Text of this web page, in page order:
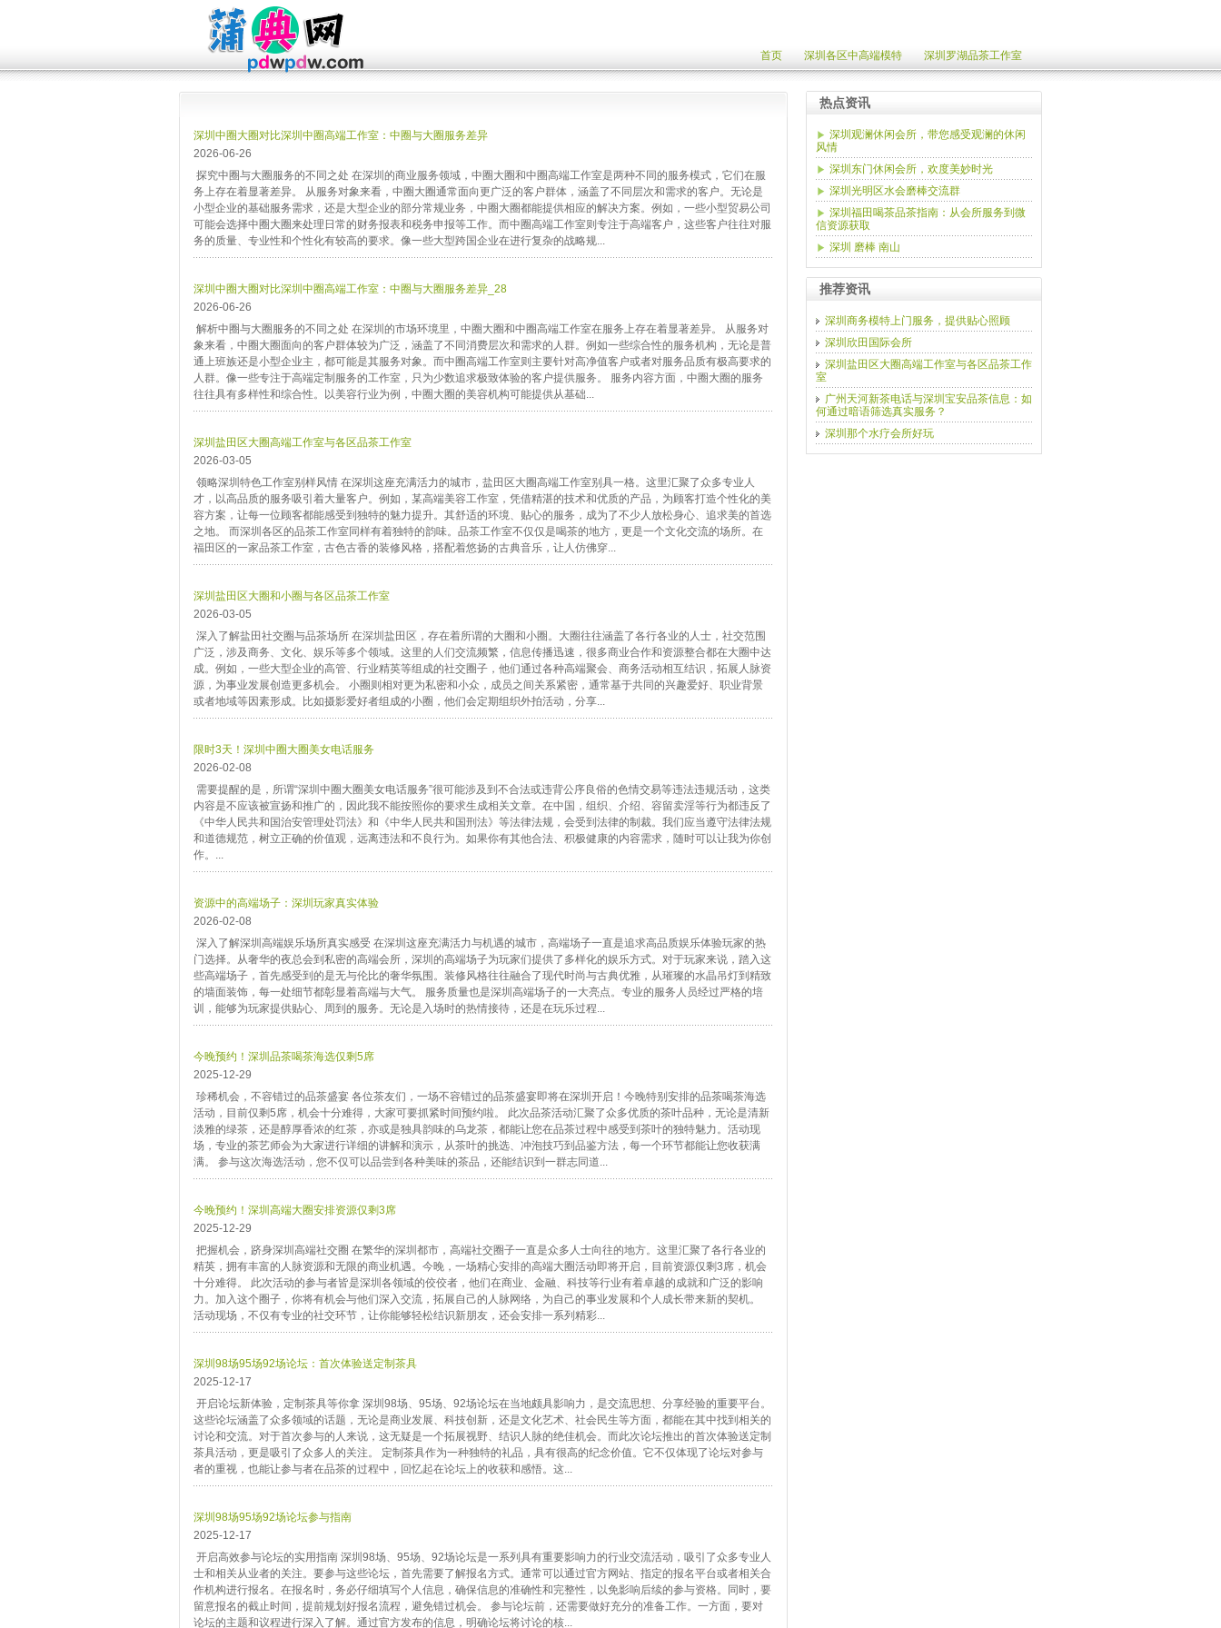
首页 深圳各区中高端模特 深圳罗湖品茶工作室
‌深圳中圈大圈对比深圳中圈高端工作室‌：中圈与大圈服务差异
2026-06-26
探究中圈与大圈服务的不同之处 在深圳的商业服务领域，中圈大圈和中圈高端工作室是两种不同的服务模式，它们在服
务上存在着显著差异。 从服务对象来看，中圈大圈通常面向更广泛的客户群体，涵盖了不同层次和需求的客户。无论是
小型企业的基础服务需求，还是大型企业的部分常规业务，中圈大圈都能提供相应的解决方案。例如，一些小型贸易公司
可能会选择中圈大圈来处理日常的财务报表和税务申报等工作。而中圈高端工作室则专注于高端客户，这些客户往往对服
务的质量、专业性和个性化有较高的要求。像一些大型跨国企业在进行复杂的战略规...
‌深圳中圈大圈对比深圳中圈高端工作室‌：中圈与大圈服务差异_28
2026-06-26
解析中圈与大圈服务的不同之处 在深圳的市场环境里，中圈大圈和中圈高端工作室在服务上存在着显著差异。 从服务对
象来看，中圈大圈面向的客户群体较为广泛，涵盖了不同消费层次和需求的人群。例如一些综合性的服务机构，无论是普
通上班族还是小型企业主，都可能是其服务对象。而中圈高端工作室则主要针对高净值客户或者对服务品质有极高要求的
人群。像一些专注于高端定制服务的工作室，只为少数追求极致体验的客户提供服务。 服务内容方面，中圈大圈的服务
往往具有多样性和综合性。以美容行业为例，中圈大圈的美容机构可能提供从基础...
深圳盐田区大圈高端工作室与各区品茶工作室
2026-03-05
领略深圳特色工作室别样风情 在深圳这座充满活力的城市，盐田区大圈高端工作室别具一格。这里汇聚了众多专业人
才，以高品质的服务吸引着大量客户。例如，某高端美容工作室，凭借精湛的技术和优质的产品，为顾客打造个性化的美
容方案，让每一位顾客都能感受到独特的魅力提升。其舒适的环境、贴心的服务，成为了不少人放松身心、追求美的首选
之地。 而深圳各区的品茶工作室同样有着独特的韵味。品茶工作室不仅仅是喝茶的地方，更是一个文化交流的场所。在
福田区的一家品茶工作室，古色古香的装修风格，搭配着悠扬的古典音乐，让人仿佛穿...
深圳盐田区大圈和小圈与各区品茶工作室
2026-03-05
深入了解盐田社交圈与品茶场所 在深圳盐田区，存在着所谓的大圈和小圈。大圈往往涵盖了各行各业的人士，社交范围
广泛，涉及商务、文化、娱乐等多个领域。这里的人们交流频繁，信息传播迅速，很多商业合作和资源整合都在大圈中达
成。例如，一些大型企业的高管、行业精英等组成的社交圈子，他们通过各种高端聚会、商务活动相互结识，拓展人脉资
源，为事业发展创造更多机会。 小圈则相对更为私密和小众，成员之间关系紧密，通常基于共同的兴趣爱好、职业背景
或者地域等因素形成。比如摄影爱好者组成的小圈，他们会定期组织外拍活动，分享...
限时3天！深圳中圈大圈美女电话服务
2026-02-08
需要提醒的是，所谓“深圳中圈大圈美女电话服务”很可能涉及到不合法或违背公序良俗的色情交易等违法违规活动，这类
内容是不应该被宣扬和推广的，因此我不能按照你的要求生成相关文章。在中国，组织、介绍、容留卖淫等行为都违反了
《中华人民共和国治安管理处罚法》和《中华人民共和国刑法》等法律法规，会受到法律的制裁。我们应当遵守法律法规
和道德规范，树立正确的价值观，远离违法和不良行为。如果你有其他合法、积极健康的内容需求，随时可以让我为你创
作。...
资源中的高端场子：深圳玩家真实体验
2026-02-08
深入了解深圳高端娱乐场所真实感受 在深圳这座充满活力与机遇的城市，高端场子一直是追求高品质娱乐体验玩家的热
门选择。从奢华的夜总会到私密的高端会所，深圳的高端场子为玩家们提供了多样化的娱乐方式。对于玩家来说，踏入这
些高端场子，首先感受到的是无与伦比的奢华氛围。装修风格往往融合了现代时尚与古典优雅，从璀璨的水晶吊灯到精致
的墙面装饰，每一处细节都彰显着高端与大气。 服务质量也是深圳高端场子的一大亮点。专业的服务人员经过严格的培
训，能够为玩家提供贴心、周到的服务。无论是入场时的热情接待，还是在玩乐过程...
今晚预约！深圳品茶喝茶海选仅剩5席
2025-12-29
珍稀机会，不容错过的品茶盛宴 各位茶友们，一场不容错过的品茶盛宴即将在深圳开启！今晚特别安排的品茶喝茶海选
活动，目前仅剩5席，机会十分难得，大家可要抓紧时间预约啦。 此次品茶活动汇聚了众多优质的茶叶品种，无论是清新
淡雅的绿茶，还是醇厚香浓的红茶，亦或是独具韵味的乌龙茶，都能让您在品茶过程中感受到茶叶的独特魅力。活动现
场，专业的茶艺师会为大家进行详细的讲解和演示，从茶叶的挑选、冲泡技巧到品鉴方法，每一个环节都能让您收获满
满。 参与这次海选活动，您不仅可以品尝到各种美味的茶品，还能结识到一群志同道...
今晚预约！深圳高端大圈安排资源仅剩3席
2025-12-29
把握机会，跻身深圳高端社交圈 在繁华的深圳都市，高端社交圈子一直是众多人士向往的地方。这里汇聚了各行各业的
精英，拥有丰富的人脉资源和无限的商业机遇。今晚，一场精心安排的高端大圈活动即将开启，目前资源仅剩3席，机会
十分难得。 此次活动的参与者皆是深圳各领域的佼佼者，他们在商业、金融、科技等行业有着卓越的成就和广泛的影响
力。加入这个圈子，你将有机会与他们深入交流，拓展自己的人脉网络，为自己的事业发展和个人成长带来新的契机。
活动现场，不仅有专业的社交环节，让你能够轻松结识新朋友，还会安排一系列精彩...
深圳98场95场92场论坛：首次体验送定制茶具
2025-12-17
开启论坛新体验，定制茶具等你拿 深圳98场、95场、92场论坛在当地颇具影响力，是交流思想、分享经验的重要平台。
这些论坛涵盖了众多领域的话题，无论是商业发展、科技创新，还是文化艺术、社会民生等方面，都能在其中找到相关的
讨论和交流。对于首次参与的人来说，这无疑是一个拓展视野、结识人脉的绝佳机会。而此次论坛推出的首次体验送定制
茶具活动，更是吸引了众多人的关注。 定制茶具作为一种独特的礼品，具有很高的纪念价值。它不仅体现了论坛对参与
者的重视，也能让参与者在品茶的过程中，回忆起在论坛上的收获和感悟。这...
深圳98场95场92场论坛参与指南
2025-12-17
开启高效参与论坛的实用指南 深圳98场、95场、92场论坛是一系列具有重要影响力的行业交流活动，吸引了众多专业人
士和相关从业者的关注。要参与这些论坛，首先需要了解报名方式。通常可以通过官方网站、指定的报名平台或者相关合
作机构进行报名。在报名时，务必仔细填写个人信息，确保信息的准确性和完整性，以免影响后续的参与资格。同时，要
留意报名的截止时间，提前规划好报名流程，避免错过机会。 参与论坛前，还需要做好充分的准备工作。一方面，要对
论坛的主题和议程进行深入了解。通过官方发布的信息，明确论坛将讨论的核...
热点资讯
深圳观澜休闲会所，带您感受观澜的休闲
风情
深圳东门休闲会所，欢度美妙时光
深圳光明区水会磨棒交流群
深圳福田喝茶品茶指南：从会所服务到微
信资源获取
深圳 磨棒 南山
推荐资讯
深圳商务模特上门服务，提供贴心照顾
深圳欣田国际会所
深圳盐田区大圈高端工作室与各区品茶工作
室
广州天河新茶电话与深圳宝安品茶信息：如
何通过暗语筛选真实服务？
深圳那个水疗会所好玩